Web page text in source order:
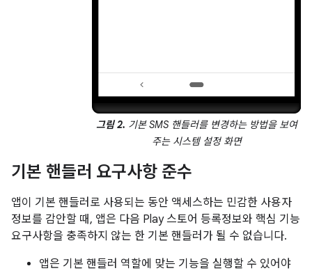
그림 2. 기본 SMS 핸들러를 변경하는 방법을 보여
주는 시스템 설정 화면
기본 핸들러 요구사항 준수
앱이 기본 핸들러로 사용되는 동안 액세스하는 민감한 사용자
정보를 감안할 때, 앱은 다음 Play 스토어 등록정보와 핵심 기능
요구사항을 충족하지 않는 한 기본 핸들러가 될 수 없습니다.
앱은 기본 핸들러 역할에 맞는 기능을 실행할 수 있어야